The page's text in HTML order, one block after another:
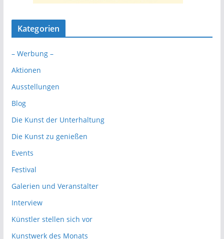
Kategorien
– Werbung –
Aktionen
Ausstellungen
Blog
Die Kunst der Unterhaltung
Die Kunst zu genießen
Events
Festival
Galerien und Veranstalter
Interview
Künstler stellen sich vor
Kunstwerk des Monats